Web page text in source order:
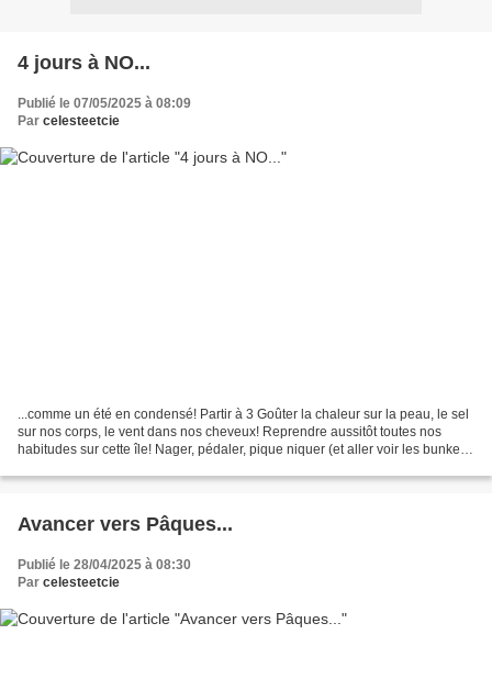
4 jours à NO...
Publié le 07/05/2025 à 08:09
Par celesteetcie
...comme un été en condensé! Partir à 3 Goûter la chaleur sur la peau, le sel
sur nos corps, le vent dans nos cheveux! Reprendre aussitôt toutes nos
habitudes sur cette île! Nager, pédaler, pique niquer (et aller voir les bunkers
Avancer vers Pâques...
Publié le 28/04/2025 à 08:30
Par celesteetcie